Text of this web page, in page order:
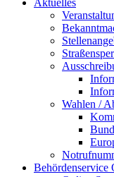
Aktuelles
Wahlen /
Behördenservice